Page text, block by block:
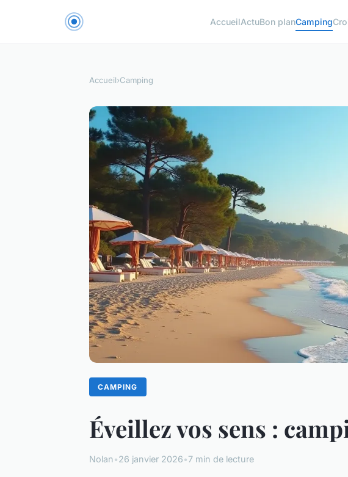
AccueilActuBon planCamping
Accueil›Camping
CAMPING
Éveillez vos sens :
Nolan•26 janvier 2026•7 min de lecture